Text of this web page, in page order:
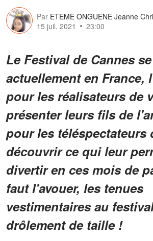
Par ETEME ONGUENE Jeanne
15 juil. 2021
23:00
Le Festival de Cannes
actuellement en France,
pour les réalisateurs de
présenter leurs fils de
pour les téléspectateurs
découvrir ce qui leur
divertir en ces mois de
faut l'avouer, les tenues
vestimentaires au
drôlement de taille !